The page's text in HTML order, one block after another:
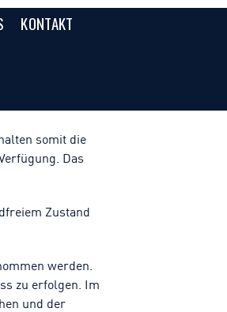
KONTAKT
somit die
Das
Zustand
werden.
zu erfolgen. Im
und der